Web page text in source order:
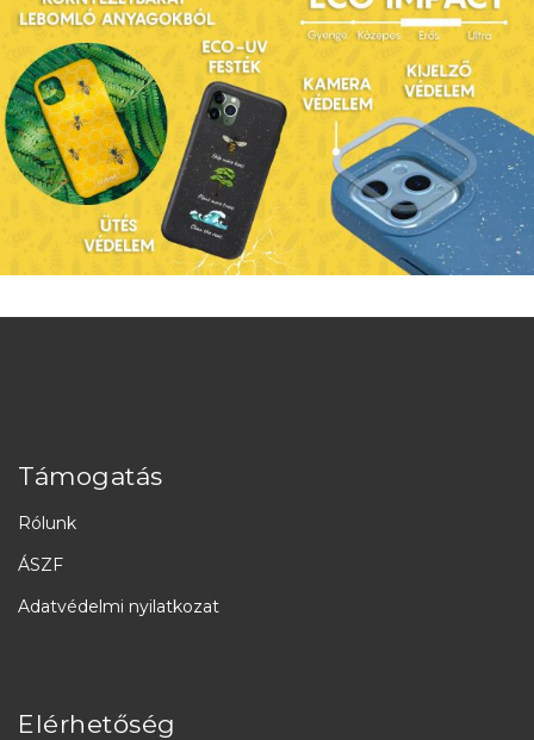
Támogatás
Rólunk
ÁSZF
Adatvédelmi nyilatkozat
Elérhetőség